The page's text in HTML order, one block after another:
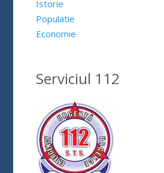
Istorie
Populatie
Economie
Serviciul 112